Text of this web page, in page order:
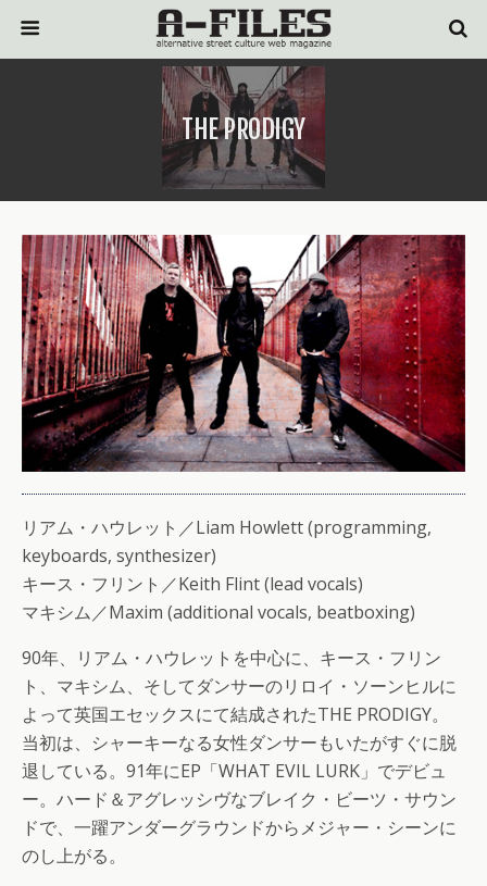
THE PRODIGY
リアム・ハウレット／Liam Howlett (programming,
keyboards, synthesizer)
キース・フリント／Keith Flint (lead vocals)
マキシム／Maxim (additional vocals, beatboxing)
90年、リアム・ハウレットを中心に、キース・フリン
ト、マキシム、そしてダンサーのリロイ・ソーンヒルに
よって英国エセックスにて結成されたTHE PRODIGY。
当初は、シャーキーなる女性ダンサーもいたがすぐに脱
退している。91年にEP「WHAT EVIL LURK」でデビュ
ー。ハード＆アグレッシヴなブレイク・ビーツ・サウン
ドで、一躍アンダーグラウンドからメジャー・シーンに
のし上がる。